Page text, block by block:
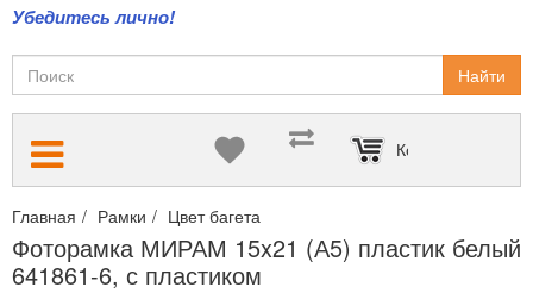
Убедитесь лично!
Найти
Корзина пуста
Главная Рамки Цвет багета
Фоторамка МИРАМ 15x21 (А5) пластик белый
641861-6, с пластиком